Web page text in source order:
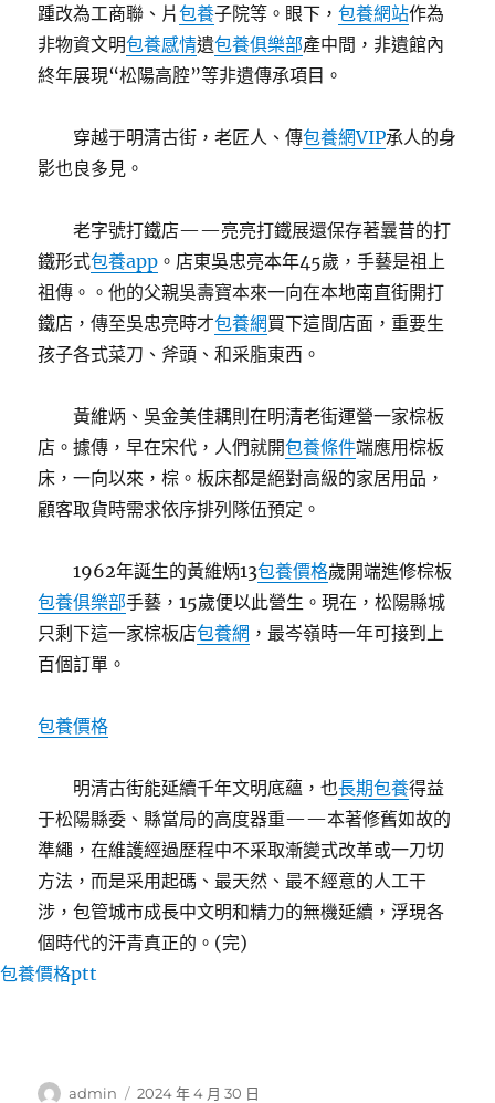
踵改為工商聯、片包養子院等。眼下，包養網站作為
非物資文明包養感情遺包養俱樂部產中間，非遺館內
終年展現“松陽高腔”等非遺傳承項目。
穿越于明清古街，老匠人、傳包養網VIP承人的身
影也良多見。
老字號打鐵店——亮亮打鐵展還保存著曩昔的打
鐵形式包養app 。店東吳忠亮本年45歲，手藝是祖上
祖傳。。他的父親吳壽寶本來一向在本地南直街開打
鐵店，傳至吳忠亮時才包養網買下這間店面，重要生
孩子各式菜刀、斧頭、和采脂東西。
黃維炳、吳金美佳耦則在明清老街運營一家棕板
店。據傳，早在宋代，人們就開包養條件端應用棕板
床，一向以來，棕。板床都是絕對高級的家居用品，
顧客取貨時需求依序排列隊伍預定。
1962年誕生的黃維炳13包養價格歲開端進修棕板
包養俱樂部手藝，15歲便以此營生。現在，松陽縣城
只剩下這一家棕板店包養網 ，最岑嶺時一年可接到上
百個訂單。
包養價格
明清古街能延續千年文明底蘊，也長期包養得益
于松陽縣委、縣當局的高度器重——本著修舊如故的
準繩，在維護經過歷程中不采取漸變式改革或一刀切
方法，而是采用起碼、最天然、最不經意的人工干
涉，包管城市成長中文明和精力的無機延續，浮現各
個時代的汗青真正的。(完)
包養價格ptt
作
admin
發
2024 年 4 月 30 日